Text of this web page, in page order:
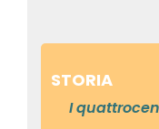
STORIA
I